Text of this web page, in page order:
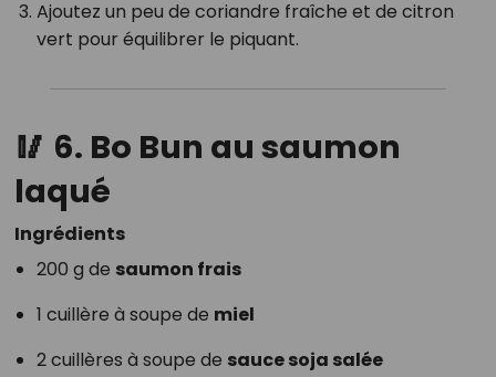
Ajoutez un peu de coriandre fraîche et de citron
vert pour équilibrer le piquant.
🥢 6. Bo Bun au saumon
laqué
Ingrédients
200 g de saumon frais
1 cuillère à soupe de miel
2 cuillères à soupe de sauce soja salée